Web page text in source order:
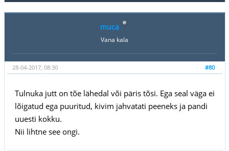
muca
Vana kala
#80
28-04-2017, 08:30
Tulnuka jutt on tõe lähedal või päris tõsi. Ega seal väga ei
lõigatud ega puuritud, kivim jahvatati peeneks ja pandi
uuesti kokku.
Nii lihtne see ongi.